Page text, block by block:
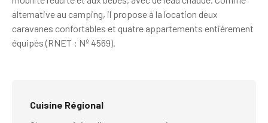
alternative au camping, il propose à la location deux
caravanes confortables et quatre appartements entièrement
équipés (RNET : Nº 4569).
Cuisine Régional